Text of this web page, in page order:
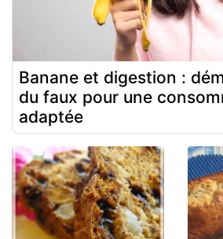
Banane et digestion :
du faux pour une
adaptée